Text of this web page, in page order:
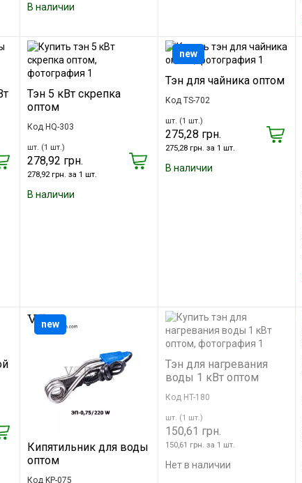
В наличии
Тэн 5 кВт скрепка
оптом
Код HQ-303
шт. (1 шт.)
278,92 грн.
278,92 грн. за 1 шт.
В наличии
Тэн для чайника оптом
Код TS-702
шт. (1 шт.)
275,28 грн.
275,28 грн. за 1 шт.
В наличии
new
Кипятильник для воды
оптом
Код KP-075
new
Тэн для нагревания
воды 1 кВт оптом
Код HT-180
шт. (1 шт.)
150,61 грн.
150,61 грн. за 1 шт.
Нет в наличии